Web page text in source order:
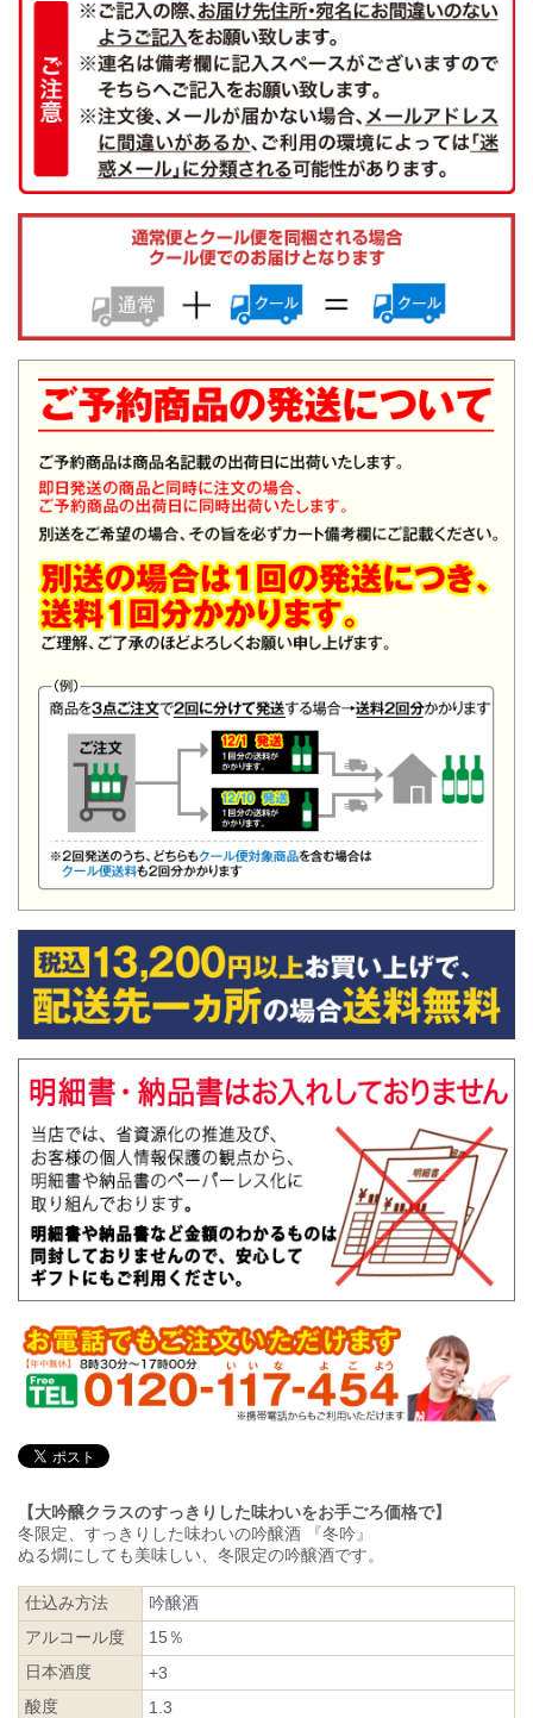
【大吟醸クラスのすっきりした味わいをお手ごろ価格で】
冬限定、すっきりした味わいの吟醸酒 『冬吟』
ぬる燗にしても美味しい、冬限定の吟醸酒です。
仕込み方法
吟醸酒
アルコール度
15％
日本酒度
+3
酸度
1.3